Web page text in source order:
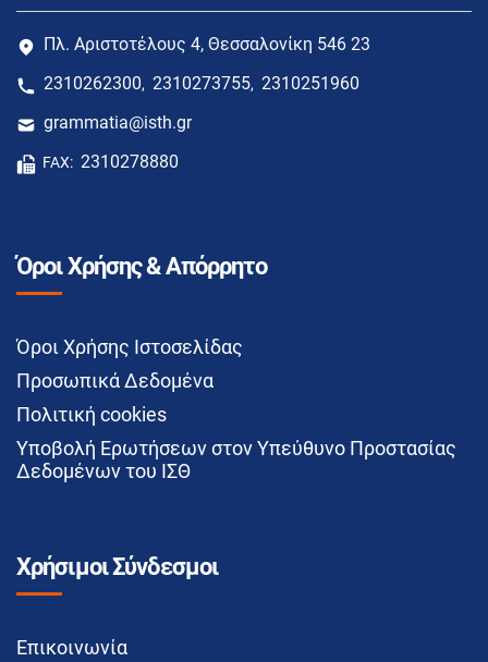
Πλ. Αριστοτέλους 4, Θεσσαλονίκη 546 23
2310262300, 2310273755, 2310251960
grammatia@isth.gr
FAX: 2310278880
Όροι Χρήσης & Απόρρητο
Όροι Χρήσης Ιστοσελίδας
Προσωπικά Δεδομένα
Πολιτική cookies
Υποβολή Ερωτήσεων στον Υπεύθυνο Προστασίας
Δεδομένων του ΙΣΘ
Χρήσιμοι Σύνδεσμοι
Επικοινωνία